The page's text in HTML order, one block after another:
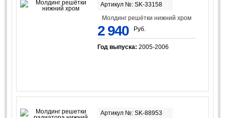
Артикул №: SK-33158
Молдинг решётки нижний хром
2 940 Руб.
Год выпуска: 2005-2006
Артикул №: SK-88953